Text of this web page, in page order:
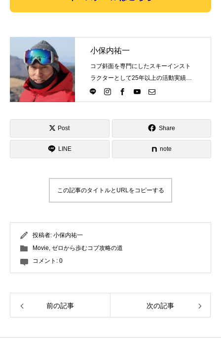
小保内祐一
コブ斜面を専門にしたスキーインスト
ラクターとして25年以上の活動実績。
Directlineスキースクール代表として、
スキーインストラクターが職業選択の
Post Share
LINE note
この記事のタイトルとURLをコピーする
投稿者: 小保内祐一
Movie, ゼロから歩むコブ攻略の道
コメント: 0
前の記事 次の記事